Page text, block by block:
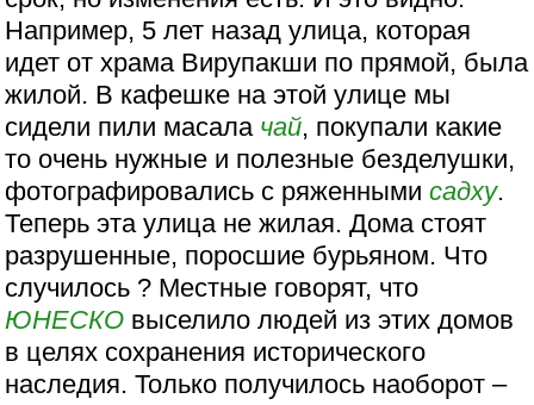
Например, 5 лет назад улица, которая
идет от храма Вирупакши по прямой, была
жилой. В кафешке на этой улице мы
сидели пили масала чай, покупали какие
то очень нужные и полезные безделушки,
фотографировались с ряженнымисадху.
Теперь эта улица не жилая. Дома стоят
разрушенные, поросшие бурьяном. Что
случилось ? Местные говорят, что
ЮНЕСКО выселило людей из этих домов
в целях сохранения исторического
наследия. Только получилось наоборот –